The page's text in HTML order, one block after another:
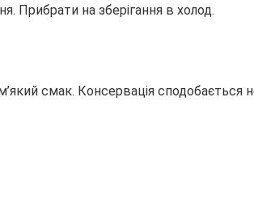
Прибрати на зберігання в холод.
смак. Консервація сподобається